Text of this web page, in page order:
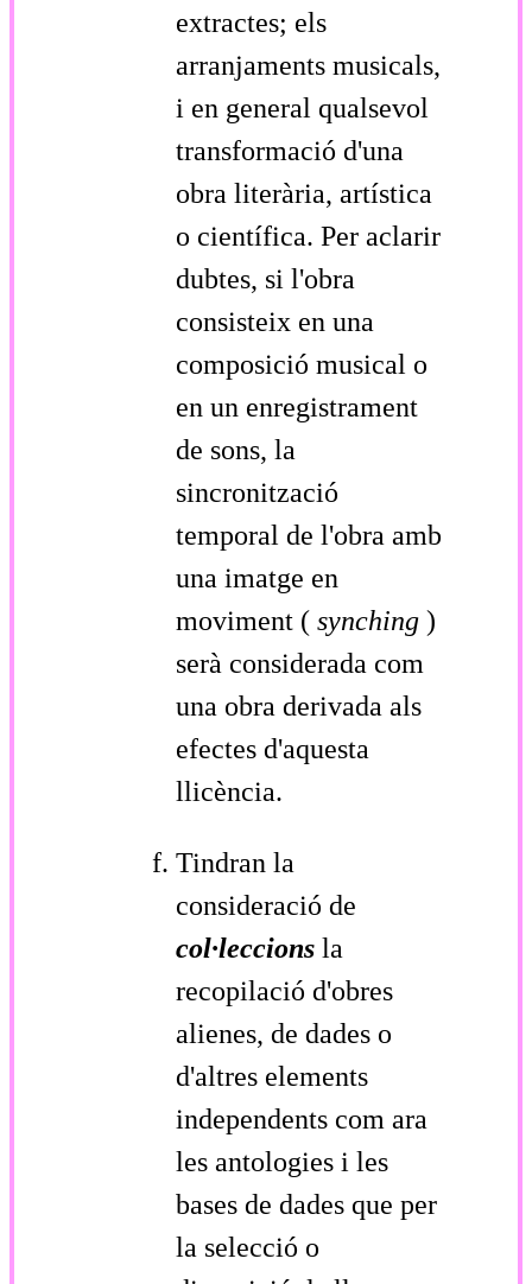
extractes; els
arranjaments musicals,
i en general qualsevol
transformació d'una
obra literària, artística
o científica. Per aclarir
dubtes, si l'obra
consisteix en una
composició musical o
en un enregistrament
de sons, la
sincronització
temporal de l'obra amb
una imatge en
moviment ( synching )
serà considerada com
una obra derivada als
efectes d'aquesta
llicència.
Tindran la
consideració de
col·leccions la
recopilació d'obres
alienes, de dades o
d'altres elements
independents com ara
les antologies i les
bases de dades que per
la selecció o